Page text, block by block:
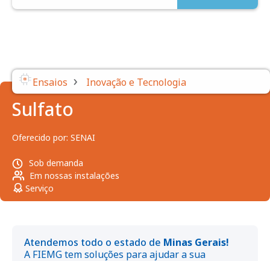
Ensaios › Inovação e Tecnologia
Sulfato
Oferecido por: SENAI
Sob demanda
Em nossas instalações
Serviço
Atendemos todo o estado de Minas Gerais!
A FIEMG tem soluções para ajudar a sua